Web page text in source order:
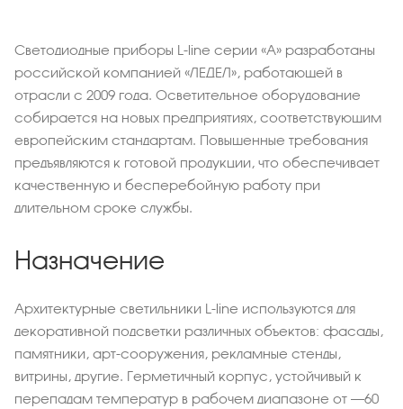
Светодиодные приборы L-line серии «А» разработаны
российской компанией «ЛЕДЕЛ», работающей в
отрасли с 2009 года. Осветительное оборудование
собирается на новых предприятиях, соответствующим
европейским стандартам. Повышенные требования
предъявляются к готовой продукции, что обеспечивает
качественную и бесперебойную работу при
длительном сроке службы.
Назначение
Архитектурные светильники L-line используются для
декоративной подсветки различных объектов: фасады,
памятники, арт-сооружения, рекламные стенды,
витрины, другие. Герметичный корпус, устойчивый к
перепадам температур в рабочем диапазоне от –60